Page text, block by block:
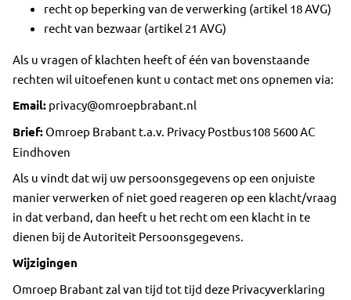
recht op beperking van de verwerking (artikel 18 AVG)
recht van bezwaar (artikel 21 AVG)
Als u vragen of klachten heeft of één van bovenstaande
rechten wil uitoefenen kunt u contact met ons opnemen via:
Email: privacy@omroepbrabant.nl
Brief:Omroep Brabant t.a.v. Privacy Postbus108 5600 AC
Eindhoven
Als u vindt dat wij uw persoonsgegevens op een onjuiste
manier verwerken of niet goed reageren op een klacht/vraag
in dat verband, dan heeft u het recht om een klacht in te
dienen bij de Autoriteit Persoonsgegevens.
Wijzigingen
Omroep Brabant zal van tijd tot tijd deze Privacyverklaring